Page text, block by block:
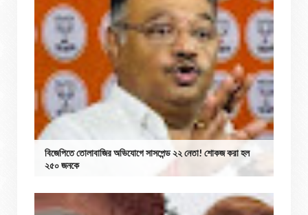
বিজেপিতে তোলাবাজির অভিযোগে সাসপেন্ড ২২ নেতা! শোকজ করা হল
২৫০ জনকে